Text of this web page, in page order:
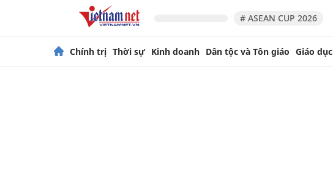
# ASEAN CUP 2026
Chính trị Thời sự Kinh doanh Dân tộc và Tôn giáo Giáo dục